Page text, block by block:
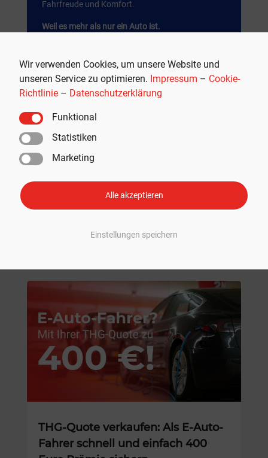
Wir verwenden Cookies, um unsere Website und
unseren Service zu optimieren. Impressum – Cookie-
Richtlinie – Datenschutzerklärung
Funktional
Statistiken
Marketing
Alle akzeptieren
Einstellungen speichern
Fahrfreude und Komfort.
Weil es mehr als nur ein Auto ist.
Werbung
THG-Quote verkaufen: Als E-Auto-
Fahrer schnell und einfach 400